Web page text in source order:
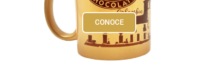
CONOCE